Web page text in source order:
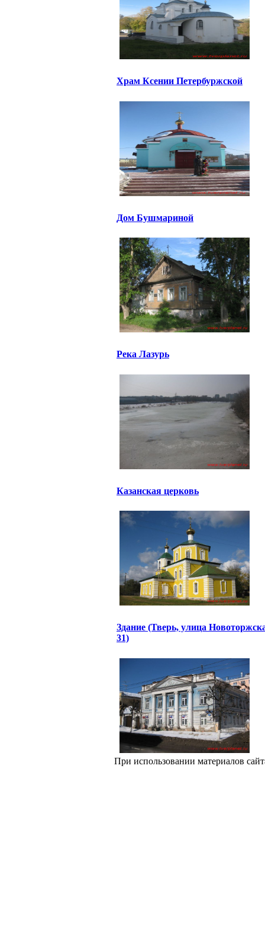
Храм Ксении Петербуржской
Дом Бушмариной
Река Лазурь
Казанская церковь
Здание (Тверь, улица
31)
При использовании материалов